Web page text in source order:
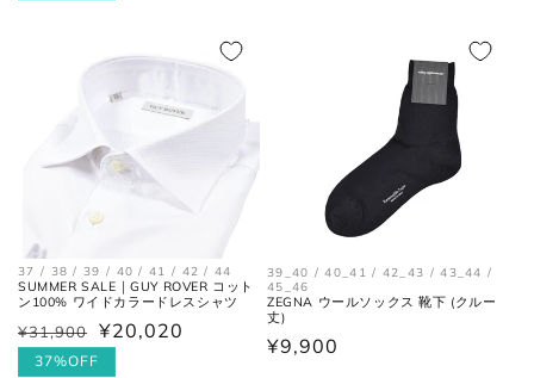
37 / 38 / 39 / 40 / 41 / 42 / 44
SUMMER SALE｜GUY ROVER コット
ン100% ワイドカラードレスシャツ
通
常
¥31,900
セ
ー
¥20,020
37%OFF
39_40 / 40_41 / 42_43 / 43_44 /
45_46
ZEGNA ウールソックス 靴下 (クルー
丈)
通
¥9,900